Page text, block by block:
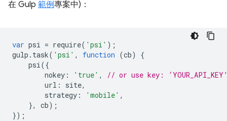
在 Gulp 範例專案中)：
var psi = require( 'psi' );
gulp . task( 'psi' , function (cb)
{
psi({
nokey : 'true' ,
// or use key: ‘YOUR_API_KEY’
url : site,
strategy : 'mobile' ,
},
cb);
});